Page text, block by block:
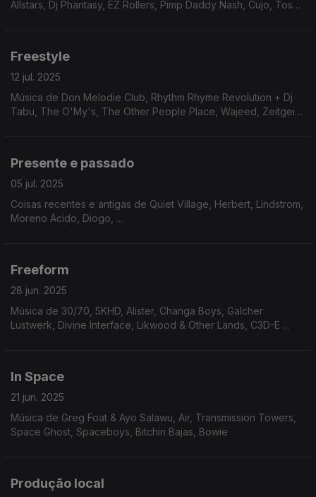
Allstars, Dj Phantasy, EZ Rollers, Pimp Daddy Nash, Cujo, Tosca
Freestyle
12 jul. 2025
Música de Don Melodie Club, Rhythm Rhyme Revolution + Dj
Tabu, The O'My's, The Other People Place, Wajeed, Zeitgeist
Presente e passado
05 jul. 2025
Coisas recentes e antigas de Quiet Village, Herbert, Lindstrom,
Moreno Ácido, Diogo, ...
Freeform
28 jun. 2025
Música de 30/70, 5KHD, Alister, Changa Boys, Galcher
Lustwerk, Divine Interface, Likwood & Other Lands, C3D-E ...
In Space
21 jun. 2025
Música de Greg Foat & Ayo Salawu, Air, Transmission Towers,
Space Ghost, Spaceboys, Bitchin Bajas, Bowie
Produção local